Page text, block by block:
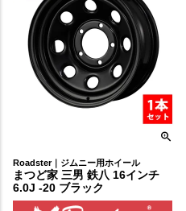
Roadster｜ジムニー用ホイール
まつど家 三男 鉄八 16インチ
6.0J -20 ブラック